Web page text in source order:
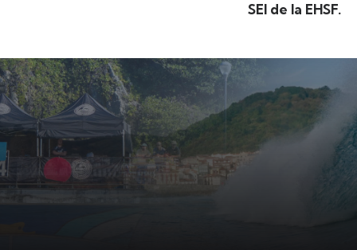
SEI de la EHSF.